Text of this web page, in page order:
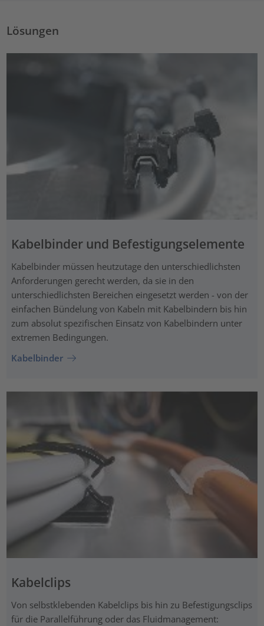
Lösungen
Kabelbinder und Befestigungselemente
Kabelbinder müssen heutzutage den unterschiedlichsten
Anforderungen gerecht werden, da sie in den
unterschiedlichsten Bereichen eingesetzt werden - von der
einfachen Bündelung von Kabeln mit Kabelbindern bis hin
zum absolut spezifischen Einsatz von Kabelbindern unter
extremen Bedingungen.
Kabelbinder
Kabelclips
Von selbstklebenden Kabelclips bis hin zu Befestigungsclips
für die Parallelführung oder das Fluidmanagement: